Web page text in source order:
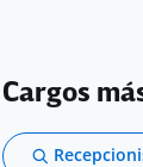
Cargos